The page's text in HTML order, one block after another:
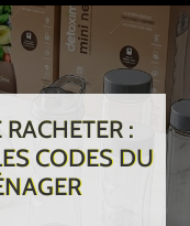
:
CODES DU